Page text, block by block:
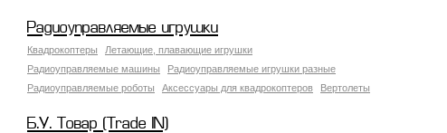
Радиоуправляемые игрушки
Квадрокоптеры
Летающие, плавающие игрушки
Радиоуправляемые машины
Радиоуправляемые игрушки разные
Радиоуправляемые роботы
Аксессуары для квадрокоптеров Вертолеты
Б.У. Товар (Trade IN)